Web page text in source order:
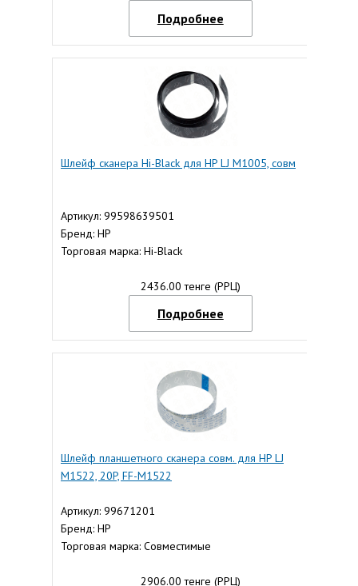
Подробнее
Шлейф сканера Hi-Black для HP LJ M1005, совм
Артикул: 99598639501
Бренд: HP
Торговая марка: Hi-Black
2436.00 тенге (РРЦ)
Подробнее
Шлейф планшетного сканера совм. для HP LJ
M1522, 20P, FF-M1522
Артикул: 99671201
Бренд: HP
Торговая марка: Совместимые
2906.00 тенге (РРЦ)